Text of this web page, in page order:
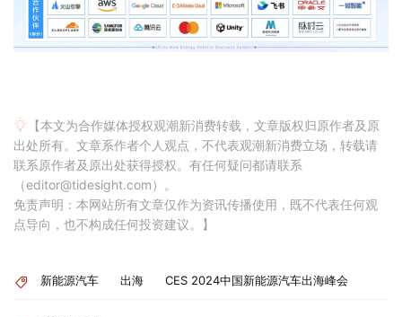
【本文为合作媒体授权观潮新消费转载，文章版权归原作者及原
出处所有。文章系作者个人观点，不代表观潮新消费立场，转载请
联系原作者及原出处获得授权。有任何疑问都请联系
（editor@tidesight.com）。
免责声明：本网站所有文章仅作为资讯传播使用，既不代表任何观
点导向，也不构成任何投资建议。】
新能源汽车 出海 CES 2024中国新能源汽车出海峰会